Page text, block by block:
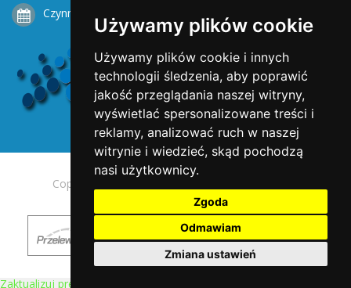
Używamy plików cookie
Używamy plików cookie i innych
technologii śledzenia, aby poprawić
jakość przeglądania naszej witryny,
wyświetlać spersonalizowane treści i
reklamy, analizować ruch w naszej
witrynie i wiedzieć, skąd pochodzą
nasi użytkownicy.
Zgoda
Odmawiam
Zmiana ustawień
Czynne od Poniedziałku do Piątku
Copyright © 2025 Opengreen. All rights reserved.
Zaktualizuj preferencje dotyczące plików cookie